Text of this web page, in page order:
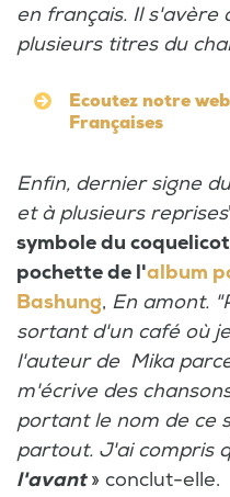
en français. Il s'avère
plusieurs titres du
Ecoutez notre
Françaises
Enfin, dernier signe
et à plusieurs reprises
symbole du
pochette de l'album
Bashung, En amont.
sortant d'un café où
l'auteur de Mika
m'écrive des
portant le nom de ce
partout. J'ai compris
l'avant » conclut-elle.